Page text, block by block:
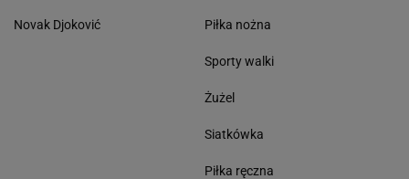
Novak Djoković Piłka nożna
Sporty walki
Żużel
Siatkówka
Piłka ręczna